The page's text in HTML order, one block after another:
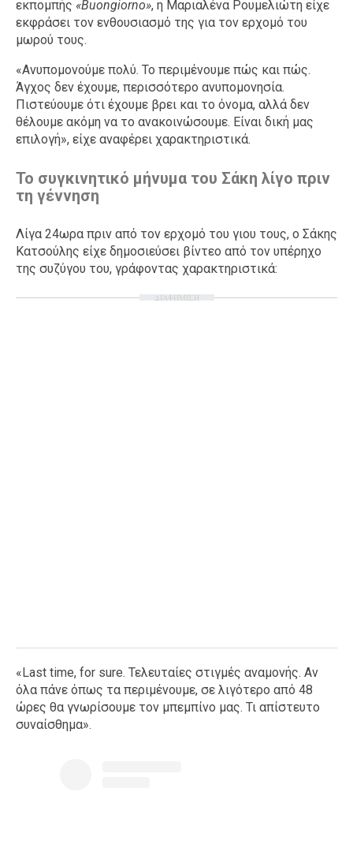
εκπομπής «Buongiorno», η Μαριαλένα Ρουμελιώτη είχε
εκφράσει τον ενθουσιασμό της για τον ερχομό του
μωρού τους.
«Ανυπομονούμε πολύ. Το περιμένουμε πώς και πώς.
Άγχος δεν έχουμε, περισσότερο ανυπομονησία.
Πιστεύουμε ότι έχουμε βρει και το όνομα, αλλά δεν
θέλουμε ακόμη να το ανακοινώσουμε. Είναι δική μας
επιλογή», είχε αναφέρει χαρακτηριστικά.
Το συγκινητικό μήνυμα του Σάκη λίγο πριν
τη γέννηση
Λίγα 24ωρα πριν από τον ερχομό του γιου τους, ο Σάκης
Κατσούλης είχε δημοσιεύσει βίντεο από τον υπέρηχο
της συζύγου του, γράφοντας χαρακτηριστικά:
ΔΙΑΦΗΜΙΣΗ
«Last time, for sure. Τελευταίες στιγμές αναμονής. Αν
όλα πάνε όπως τα περιμένουμε, σε λιγότερο από 48
ώρες θα γνωρίσουμε τον μπεμπίνο μας. Τι απίστευτο
συναίσθημα».